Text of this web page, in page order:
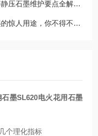
石墨维护要点全解析！
人用途，你不得不知！
墨SL620电火花用石墨
个理化指标